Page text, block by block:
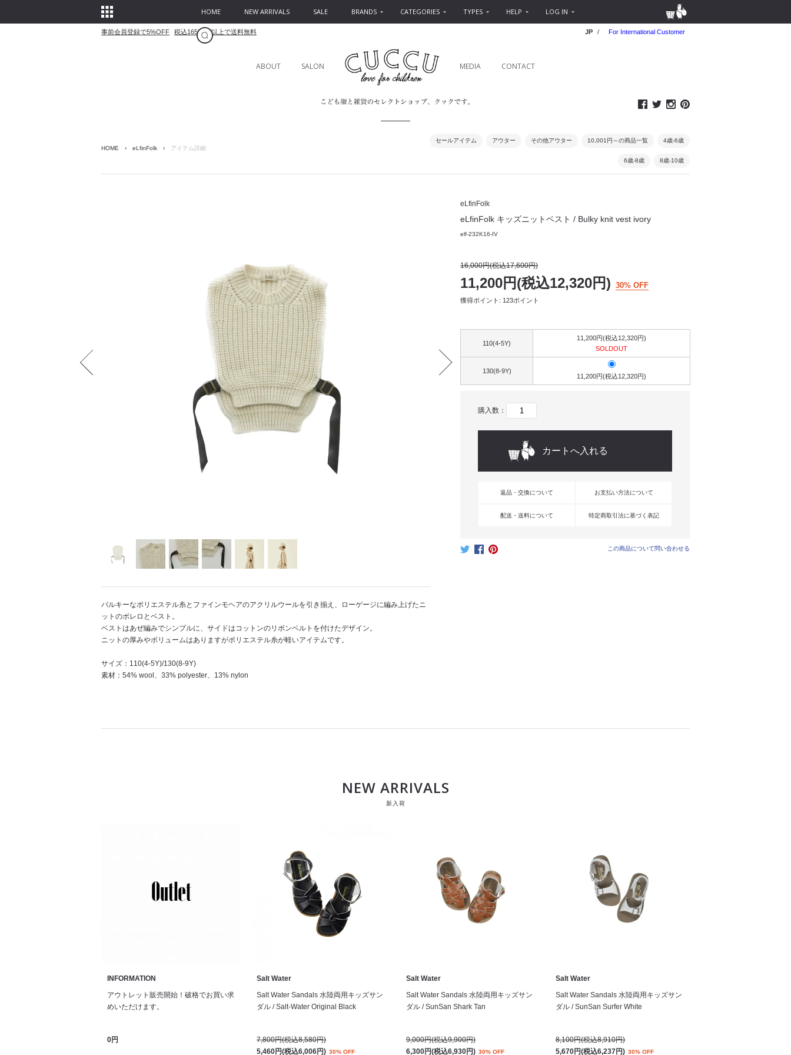
HOME NEW ARRIVALS SALE BRANDS CATEGORIES TYPES HELP LOG IN
事前会員登録で5%OFF 税込16500円以上で送料無料 JP / For International Customer
ABOUT SALON MEDIA CONTACT
HOME › eLfinFolk › アイテム詳細
セールアイテム アウター その他アウター 10,001円～の商品一覧 4歳-6歳
6歳-8歳 8歳-10歳
eLfinFolk
eLfinFolk キッズニットベスト / Bulky knit vest ivory
elf-232K16-IV
バルキーなポリエステル糸とファインモヘアのアクリルウールを引き揃え、ローゲージに編み上げたニ
ットのボレロとベスト。
ベストはあぜ編みでシンプルに、サイドはコットンのリボンベルトを付けたデザイン。
ニットの厚みやボリュームはありますがポリエステル糸が軽いアイテムです。
サイズ：110(4-5Y)/130(8-9Y)
素材：54% wool、33% polyester、13% nylon
16,000円(税込17,600円)
11,200円(税込12,320円) 30% OFF
獲得ポイント: 123ポイント
110(4-5Y)
11,200円(税込12,320円)
SOLDOUT
130(8-9Y)
11,200円(税込12,320円)
購入数：
返品・交換について お支払い方法について
配送・送料について 特定商取引法に基づく表記
この商品について問い合わせる
NEW ARRIVALS
新入荷
INFORMATION
アウトレット販売開始！破格でお買い求
めいただけます。
0円
Salt Water
Salt Water Sandals 水陸両用キッズサン
ダル / Salt-Water Original Black
7,800円(税込8,580円)
5,460円(税込6,006円) 30% OFF
Salt Water
Salt Water Sandals 水陸両用キッズサン
ダル / SunSan Shark Tan
9,000円(税込9,900円)
6,300円(税込6,930円) 30% OFF
Salt Water
Salt Water Sandals 水陸両用キッズサン
ダル / SunSan Surfer White
8,100円(税込8,910円)
5,670円(税込6,237円) 30% OFF